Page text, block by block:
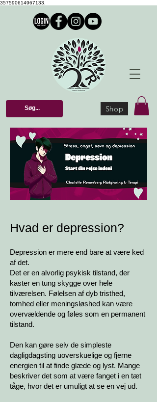
357590614967133.
Shop
Hvad er depression?
Depression er mere end bare at være ked
af det.
Det er en alvorlig psykisk tilstand, der
kaster en tung skygge over hele
tilværelsen. Følelsen af dyb tristhed,
tomhed eller meningsløshed kan være
overvældende og føles som en permanent
tilstand.
Den kan gøre selv de simpleste
dagligdagsting uoverskuelige og fjerne
energien til at finde glæde og lyst. Mange
beskriver det som at være fanget i en tæt
tåge, hvor det er umuligt at se en vej ud.